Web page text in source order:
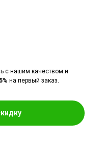
с нашим качеством и
на первый заказ.